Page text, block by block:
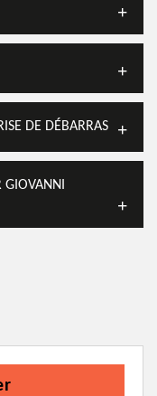
DE DÉBARRAS
GIOVANNI